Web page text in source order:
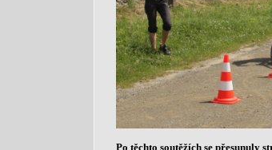
Po těchto soutěžích se přesunuly